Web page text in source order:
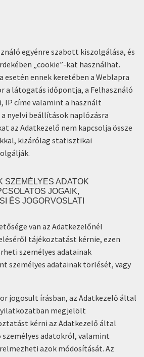
egyénre szabott kiszolgálása, és
„cookie”-kat használhat.
esetén ennek keretében a Weblapra
a látogatás időpontja, a Felhasználó
IP címe valamint a használt
nyelvi beállítások naplózásra
az Adatkezelő nem kapcsolja össze
kizárólag statisztikai
SZEMÉLYES ADATOK
JOGAIK,
ÉS JOGORVOSLATI
van az Adatkezelőnél
tájékoztatást kérnie, ezen
személyes adatainak
személyes adatainak törlését, vagy
jogosult írásban, az Adatkezelő által
megjelölt
kérni az Adatkezelő által
adatokról, valamint
azok módosítását. Az